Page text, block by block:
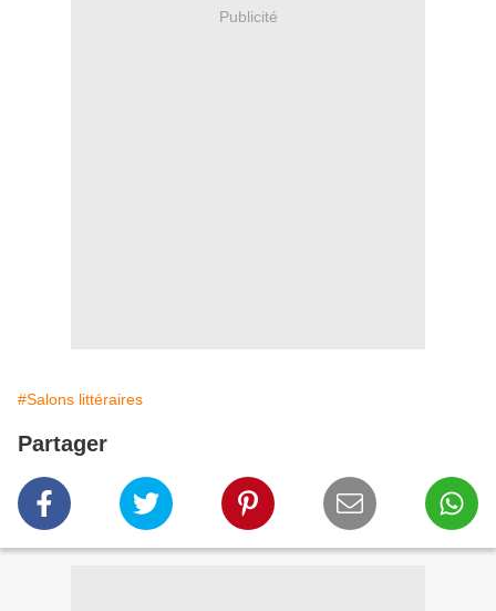
Publicité
#Salons littéraires
Partager